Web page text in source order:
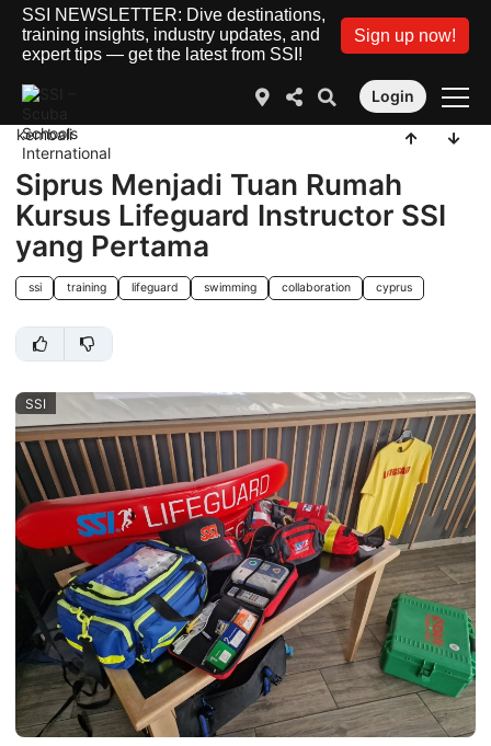
SSI NEWSLETTER: Dive destinations,
training insights, industry updates, and
expert tips — get the latest from SSI!
Sign up now!
Login
kembali
Siprus Menjadi Tuan Rumah
Kursus Lifeguard Instructor SSI
yang Pertama
ssi training lifeguard swimming collaboration cyprus
SSI